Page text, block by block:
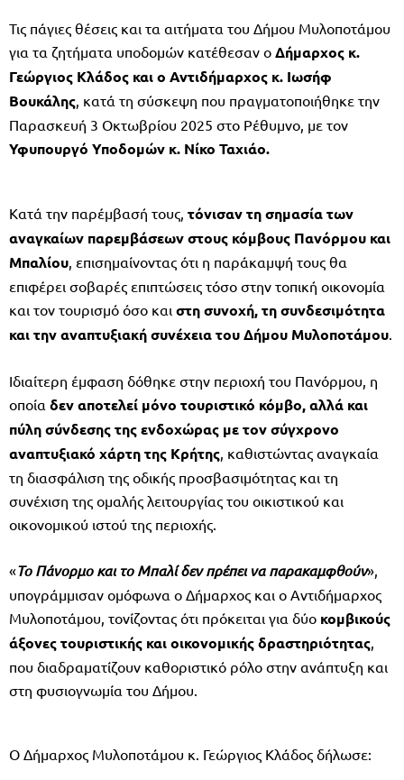
Τις πάγιες θέσεις και τα αιτήματα του Δήμου Μυλοποτάμου
για τα ζητήματα υποδομών κατέθεσαν ο Δήμαρχος κ.
Γεώργιος Κλάδος και ο Αντιδήμαρχος κ. Ιωσήφ
Βουκάλης , κατά τη σύσκεψη που πραγματοποιήθηκε την
Παρασκευή 3 Οκτωβρίου 2025 στο Ρέθυμνο, με τον
Υφυπουργό Υποδομών κ. Νίκο Ταχιάο.
Κατά την παρέμβασή τους, τόνισαν τη σημασία των
αναγκαίων παρεμβάσεων στους κόμβους Πανόρμου και
Μπαλίου , επισημαίνοντας ότι η παράκαμψή τους θα
επιφέρει σοβαρές επιπτώσεις τόσο στην τοπική οικονομία
και τον τουρισμό όσο και στη συνοχή, τη συνδεσιμότητα
και την αναπτυξιακή συνέχεια του Δήμου Μυλοποτάμου
Ιδιαίτερη έμφαση δόθηκε στην περιοχή του Πανόρμου, η
οποία δεν αποτελεί μόνο τουριστικό κόμβο, αλλά και
πύλη σύνδεσης της ενδοχώρας με τον σύγχρονο
αναπτυξιακό χάρτη της Κρήτης , καθιστώντας αναγκαία
τη διασφάλιση της οδικής προσβασιμότητας και τη
συνέχιση της ομαλής λειτουργίας του οικιστικού και
οικονομικού ιστού της περιοχής.
«Το Πάνορμο και το Μπαλί δεν πρέπει να παρακαμφθούν»,
υπογράμμισαν ομόφωνα ο Δήμαρχος και ο Αντιδήμαρχος
Μυλοποτάμου, τονίζοντας ότι πρόκειται για δύο κομβικούς
άξονες τουριστικής και οικονομικής δραστηριότητας
που διαδραματίζουν καθοριστικό ρόλο στην ανάπτυξη και
στη φυσιογνωμία του Δήμου.
Ο Δήμαρχος Μυλοποτάμου κ. Γεώργιος Κλάδος δήλωσε: